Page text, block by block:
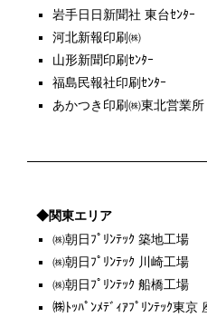
岩手日日新聞社 東台ｾﾝﾀｰ
河北新報印刷㈱
山形新聞印刷ｾﾝﾀｰ
福島民報社印刷ｾﾝﾀｰ
あかつき印刷㈱東北営業所
◆関東エリア
㈱朝日ﾌﾟﾘﾝﾃｯｸ 築地工場
㈱朝日ﾌﾟﾘﾝﾃｯｸ 川崎工場
㈱朝日ﾌﾟﾘﾝﾃｯｸ 船橋工場
㈱ﾄｯﾊﾟﾝﾒﾃﾞｨｱﾌﾟﾘﾝﾃｯｸ東京